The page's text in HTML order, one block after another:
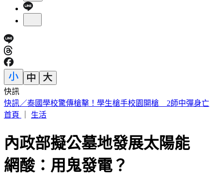
快訊
白海豚颱風擱淺又猛回血！水氣猛灌一片紫白 連下雨6天
首頁
生活
內政部擬公墓地發展太陽能
網酸：用鬼發電？